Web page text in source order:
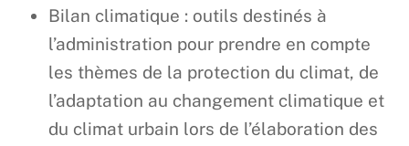
Bilan climatique : outils destinés à
l’administration pour prendre en compte
les thèmes de la protection du climat, de
l’adaptation au changement climatique et
du climat urbain lors de l’élaboration des